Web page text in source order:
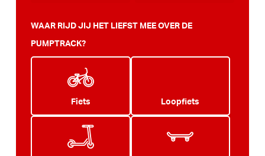
WAAR RIJD JIJ HET LIEFST MEE OVER DE
PUMPTRACK?
Fiets Loopfiets